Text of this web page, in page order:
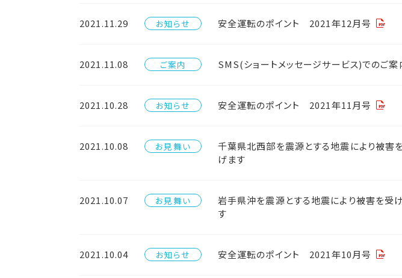
2021.11.29 お知らせ 安全運転のポイント 2021年12月号
2021.11.08 ご案内 SMS(ショートメッセージサービス)でのご
2021.10.28 お知らせ 安全運転のポイント 2021年11月号
2021.10.08 お見舞い
千葉県北西部を震源とする地震により被害
げます
2021.10.07 お見舞い
岩手県沖を震源とする地震により被害を受
す
2021.10.04 お知らせ 安全運転のポイント 2021年10月号